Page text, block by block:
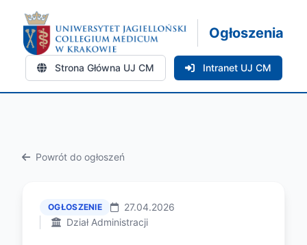
Ogłoszenia
Strona Główna UJ CM Intranet UJ CM
Powrót do ogłoszeń
OGŁOSZENIE
27.04.2026
Dział Administracji